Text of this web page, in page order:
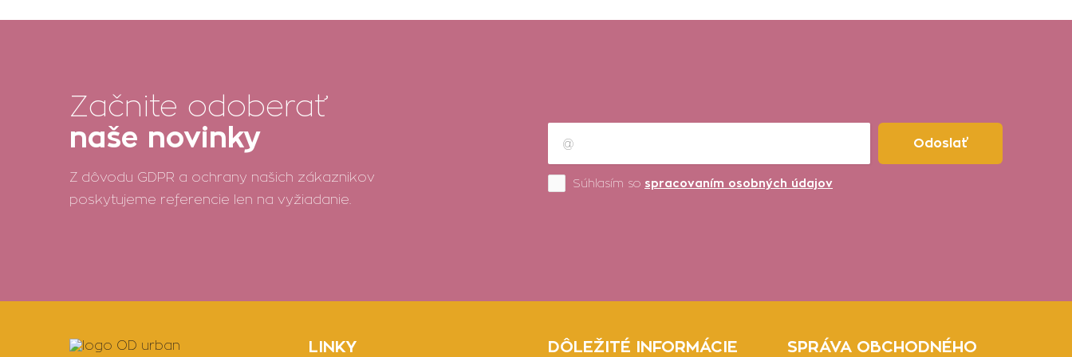
Začnite odoberať
naše novinky
Z dôvodu GDPR a ochrany našich zákaznikov
poskytujeme referencie len na vyžiadanie.
Odoslať
Súhlasím so spracovaním osobných údajov
LINKY DÔLEŽITÉ INFORMÁCIE
SPRÁVA OBCHODNÉHO